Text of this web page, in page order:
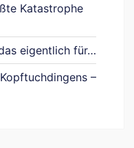
Katastrophe
eigentlich für…
–